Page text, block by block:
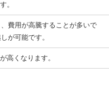
。
費用が高騰することが多いで
が可能です。
高くなります。